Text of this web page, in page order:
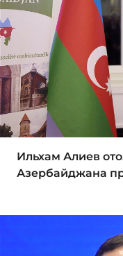
Ильхам Алиев
Азербайджана